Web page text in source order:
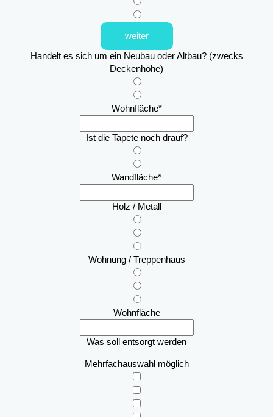
weiter
Handelt es sich um ein Neubau oder Altbau? (zwecks
Deckenhöhe)
Wohnfläche*
Ist die Tapete noch drauf?
Wandfläche*
Holz / Metall
Wohnung / Treppenhaus
Wohnfläche
Was soll entsorgt werden
Mehrfachauswahl möglich